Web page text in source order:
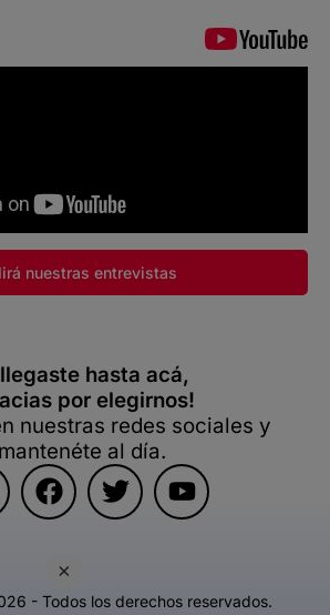
×
nuestras entrevistas
hasta acá,
por elegirnos!
nuestras redes sociales y
mantenéte al día.
- Todos los derechos reservados.